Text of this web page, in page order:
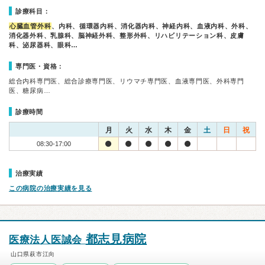
診療科目：
心臓血管外科、内科、循環器内科、消化器内科、神経内科、血液内科、外科、
消化器外科、乳腺科、脳神経外科、整形外科、リハビリテーション科、皮膚
科、泌尿器科、眼科…
専門医・資格：
総合内科専門医、総合診療専門医、リウマチ専門医、血液専門医、外科専門
医、糖尿病…
診療時間
月 火 水 木 金 土 日 祝
08:30-17:00
治療実績
この病院の治療実績を見る
医療法人医誠会 都志見病院
山口県萩市江向